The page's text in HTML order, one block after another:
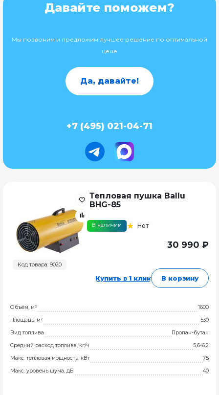
Давайте поможем?
Мы позвоним и предложим лучшее решение по оптимальной
цене
Да, давайте!
+7 (495) 021-04-71
Код товара: 9020
Тепловая пушка Ballu
BHG-85
В наличии Нет
30 990 ₽
Купить в 1 клик В корзину
Объём, м³
1600
Площадь, м²
530
Вид топлива
Пропан-бутан
Средний расход топлива, кг/ч
5,6-6,2
Макс. тепловая мощность, кВт
75
Макс. уровень шума, дБ
40